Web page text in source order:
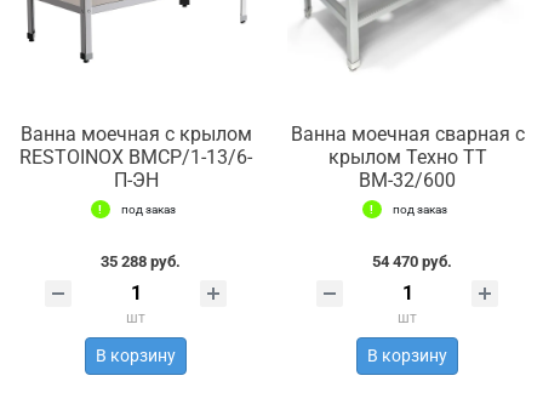
Ванна моечная с крылом
RESTOINOX ВМСР/1-13/6-
П-ЭН
под заказ
35 288 руб.
шт
В корзину
Ванна моечная сварная с
крылом Техно ТТ
ВМ-32/600
под заказ
54 470 руб.
шт
В корзину